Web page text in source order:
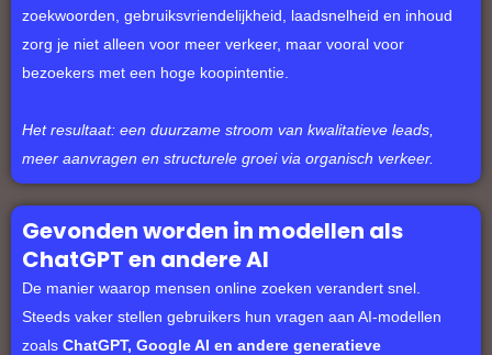
zoekwoorden, gebruiksvriendelijkheid, laadsnelheid en inhoud
zorg je niet alleen voor meer verkeer, maar vooral voor
bezoekers met een hoge koopintentie.
Het resultaat: een duurzame stroom van kwalitatieve leads,
meer aanvragen en structurele groei via organisch verkeer.
Gevonden worden in modellen als
ChatGPT en andere AI
De manier waarop mensen online zoeken verandert snel.
Steeds vaker stellen gebruikers hun vragen aan AI-modellen
zoals ChatGPT, Google AI en andere generatieve